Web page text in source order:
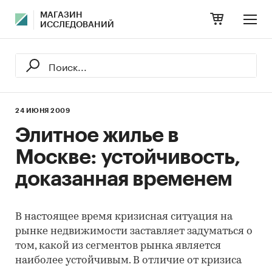
МАГАЗИН
ИССЛЕДОВАНИЙ
24 ИЮНЯ 2009
Элитное жилье в
Москве: устойчивость,
доказанная временем
В настоящее время кризисная ситуация на
рынке недвижимости заставляет задуматься о
том, какой из сегментов рынка является
наиболее устойчивым. В отличие от кризиса